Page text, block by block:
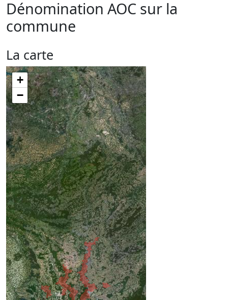
Dénomination AOC sur la
commune
La carte
+
−